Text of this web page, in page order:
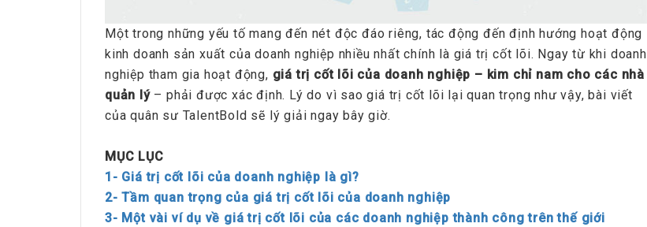
Một trong những yếu tố mang đến nét độc đáo riêng, tác động đến định hướng hoạt động
kinh doanh sản xuất của doanh nghiệp nhiều nhất chính là giá trị cốt lõi. Ngay từ khi doanh
nghiệp tham gia hoạt động, giá trị cốt lõi của doanh nghiệp – kim chỉ nam cho các nhà
quản lý– phải được xác định. Lý do vì sao giá trị cốt lõi lại quan trọng như vậy, bài viết
của quân sư TalentBold sẽ lý giải ngay bây giờ.
MỤC LỤC
1- Giá trị cốt lõi của doanh nghiệp là gì?
2- Tầm quan trọng của giá trị cốt lõi của doanh nghiệp
3- Một vài ví dụ về giá trị cốt lõi của các doanh nghiệp thành công trên thế giới